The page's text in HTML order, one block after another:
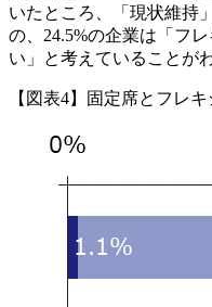
いたところ、「現状維持
の、24.5%の企業は「フ
い」と考えていることが
【図表4】固定席とフレ